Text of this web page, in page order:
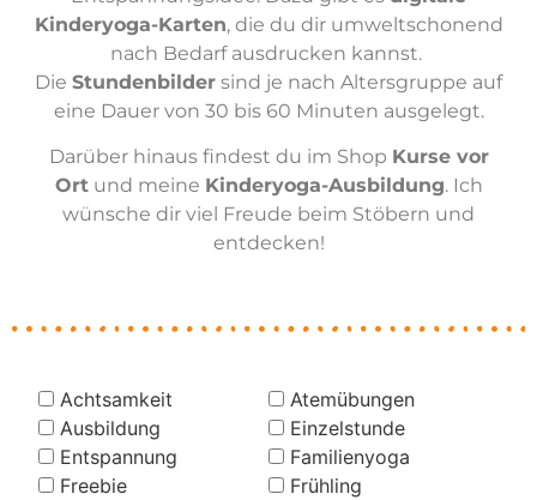
Kinderyoga-Karten, die du dir umweltschonend
nach Bedarf ausdrucken kannst.
Die Stundenbilder sind je nach Altersgruppe auf
eine Dauer von 30 bis 60 Minuten ausgelegt.
Darüber hinaus findest du im Shop Kurse vor
Ortund meine Kinderyoga-Ausbildung. Ich
wünsche dir viel Freude beim Stöbern und
entdecken!
Achtsamkeit
Atemübungen
Ausbildung
Einzelstunde
Entspannung
Familienyoga
Freebie
Frühling